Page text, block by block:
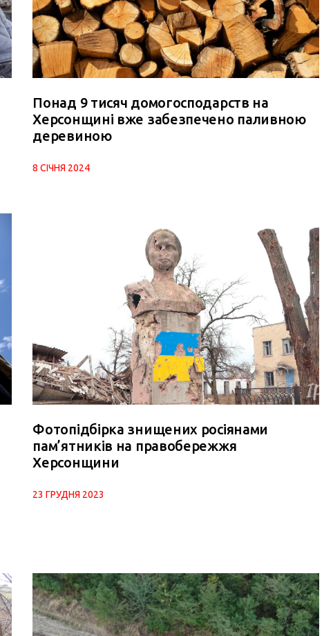
Понад 9 тисяч домогосподарств на
Херсонщині вже забезпечено паливною
деревиною
8 СІЧНЯ 2024
Фотопідбірка знищених росіянами
пам’ятників на правобережжя
Херсонщини
23 ГРУДНЯ 2023